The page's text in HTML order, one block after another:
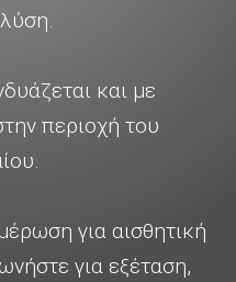
και με
περιοχή του
για αισθητική
για εξέταση,